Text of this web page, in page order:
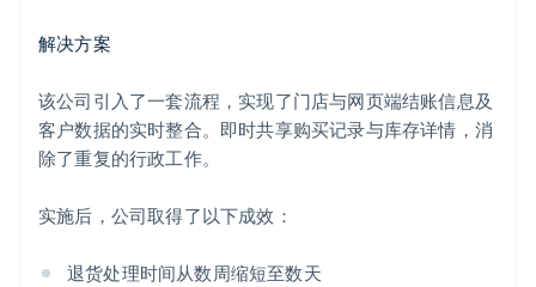
解决方案
该公司引入了一套流程，实现了门店与网页端结账信息及
客户数据的实时整合。即时共享购买记录与库存详情，消
除了重复的行政工作。
实施后，公司取得了以下成效：
退货处理时间从数周缩短至数天